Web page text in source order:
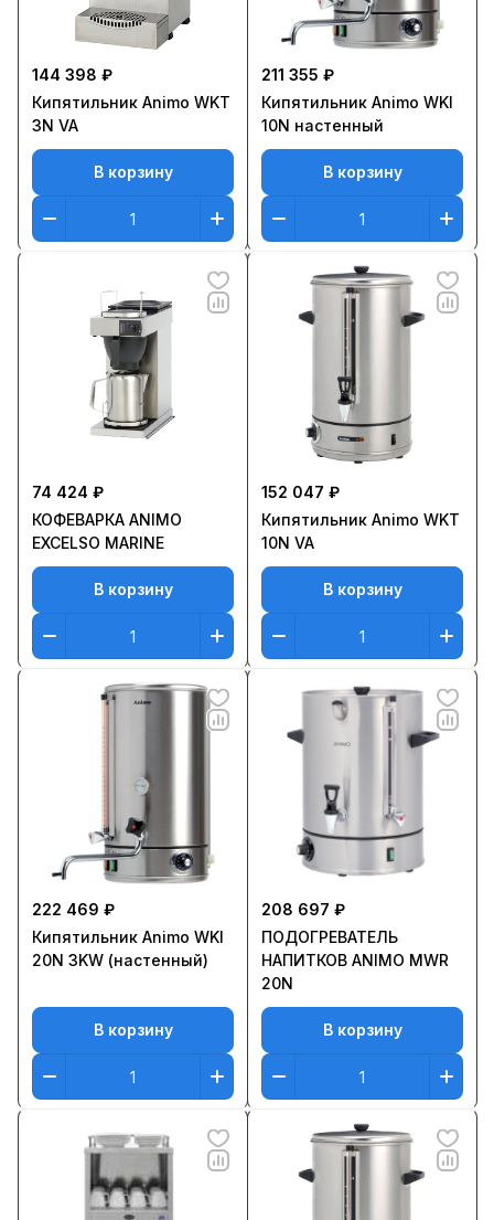
144 398 ₽
Кипятильник Animo WKT
3N VA
В корзину
211 355 ₽
Кипятильник Animo WKI
10N настенный
В корзину
74 424 ₽
КОФЕВАРКА ANIMO
EXCELSO MARINE
В корзину
152 047 ₽
Кипятильник Animo WKT
10N VA
В корзину
222 469 ₽
Кипятильник Animo WKI
20N 3KW (настенный)
В корзину
208 697 ₽
ПОДОГРЕВАТЕЛЬ
НАПИТКОВ ANIMO MWR
20N
В корзину